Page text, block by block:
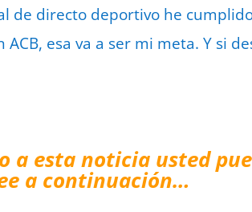
de directo deportivo he
esa va a ser mi meta. Y si
a esta noticia usted
a continuación…